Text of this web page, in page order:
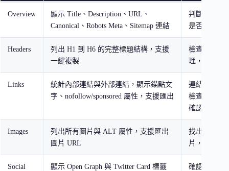
Overview
顯示 Title、Description、URL、
Canonical、Robots Meta、Sitemap 連結
判斷頁面
是否完整
Headers
列出 H1 到 H6 的完整標題結構，支援
一鍵複製
檢查標題層
理，H1 是
Links
統計內部連結與外部連結，顯示錨點文
字、nofollow/sponsored 屬性，支援匯出
連結審查、
檢查、聯盟
確認
Images
列出所有圖片與 ALT 屬性，支援匯出
圖片 URL
找出缺少
片，改善圖
Social 顯示 Open Graph 與 Twitter Card 標籤
確認社群分